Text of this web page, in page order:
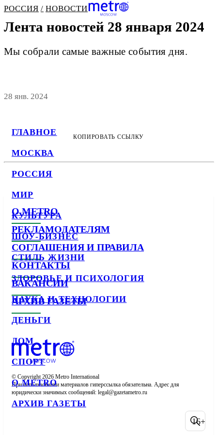
ГЛАВНОЕ
МОСКВА
РОССИЯ
МИР
КУЛЬТУРА
ШОУ-БИЗНЕС
СТИЛЬ ЖИЗНИ
ЗДОРОВЬЕ И ПСИХОЛОГИЯ
НАУКА И ТЕХНОЛОГИИ
ДЕНЬГИ
ДОМ
СПОРТ
О METRO
АРХИВ ГАЗЕТЫ
РОССИЯ НОВОСТИ
Лента новостей 28 января 2024
Мы собрали самые важные события дня.
28 янв. 2024
КОПИРОВАТЬ ССЫЛКУ
О METRO
РЕКЛАМОДАТЕЛЯМ
СОГЛАШЕНИЯ И ПРАВИЛА
КОНТАКТЫ
ВАКАНСИИ
АРХИВ ГАЗЕТЫ
© Copyright 2026 Metro International
При использовании материалов гиперссылка обязательна. Адрес для
юридически значимых сообщений:
16+